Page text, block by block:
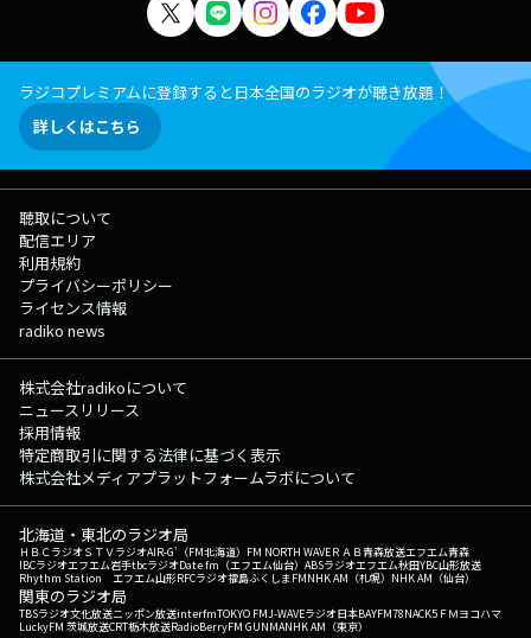
ラジコプレミアムに登録すると日本全国のラジオが聴き放題！
詳しくはこちら
聴取について
配信エリア
利用規約
プライバシーポリシー
ライセンス情報
radiko news
株式会社radikoについて
ニュースリリース
採用情報
特定商取引に関する法律に基づく表示
株式会社メディアプラットフォームラボについて
北海道・東北のラジオ局
ＨＢＣラジオＳＴＶラジオAIR-G'（FM北海道） FM NORTH WAVEＲＡＢ青森放送エフエム青森
IBCラジオエフエム岩手tbcラジオDate fm（エフエム仙台） ABSラジオエフエム秋田YBC山形放送
Rhythm Station エフエム山形RFCラジオ福島ふくしまFMNHK AM（札幌） NHK AM（仙台）
関東のラジオ局
TBSラジオ文化放送ニッポン放送interfmTOKYO FMJ-WAVEラジオ日本BAYFM78NACK5 ＦＭヨコハマ
LuckyFM 茨城放送CRT栃木放送RadioBerryFM GUNMANHK AM（東京）